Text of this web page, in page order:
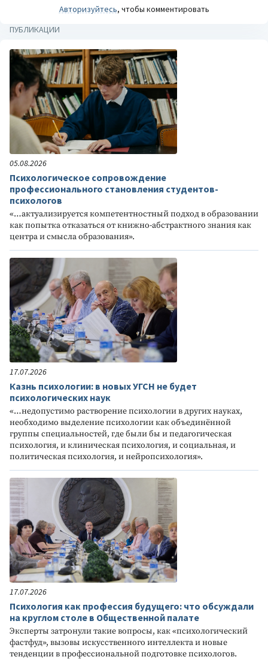
Авторизуйтесь, чтобы комментировать
ПУБЛИКАЦИИ
05.08.2026
Психологическое сопровождение
профессионального становления студентов-
психологов
«…актуализируется компетентностный подход в образовании
как попытка отказаться от книжно-абстрактного знания как
центра и смысла образования».
17.07.2026
Казнь психологии: в новых УГСН не будет
психологических наук
«…недопустимо растворение психологии в других науках,
необходимо выделение психологии как объединённой
группы специальностей, где были бы и педагогическая
психология, и клиническая психология, и социальная, и
политическая психология, и нейропсихология».
17.07.2026
Психология как профессия будущего: что обсуждали
на круглом столе в Общественной палате
Эксперты затронули такие вопросы, как «психологический
фастфуд», вызовы искусственного интеллекта и новые
тенденции в профессиональной подготовке психологов.